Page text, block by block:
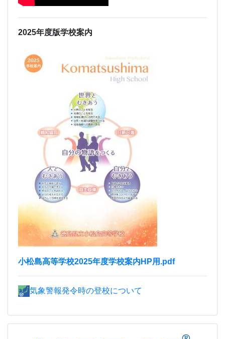
2025年度版学校案内
小松島高等学校2025年度学校案内HP用.pdf
気象警報発令時の登校について